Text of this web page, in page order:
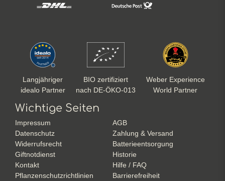
Langjähriger
idealo Partner
BIO zertifiziert
nach DE-ÖKO-013
Weber Experience
World Partner
Wichtige Seiten
Impressum
AGB
Datenschutz
Zahlung & Versand
Widerrufsrecht
Batterieentsorgung
Giftnotdienst
Historie
Kontakt
Hilfe / FAQ
Pflanzenschutzrichtlinien
Barrierefreiheit